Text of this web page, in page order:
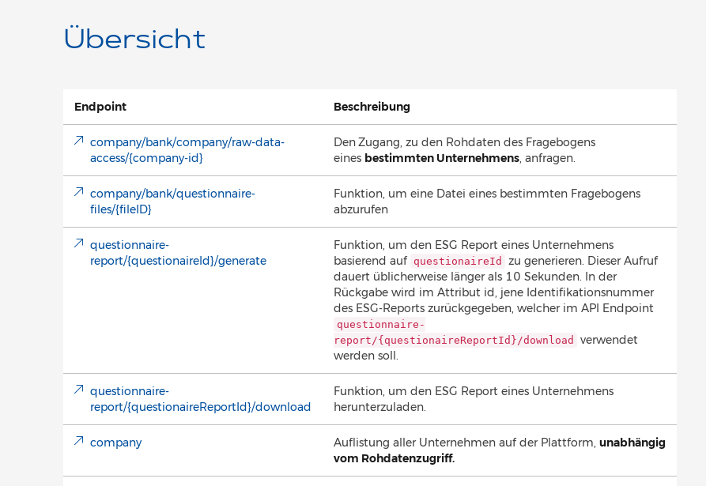
Übersicht
Endpoint Beschreibung
company/bank/company/raw-data-
access/{company-id}
DenZugang, zu den Rohdaten des Fragebogens
eines bestimmten Unternehmens, anfragen.
company/bank/questionnaire-
files/{fileID}
Funktion, um eine Datei eines bestimmten Fragebogens
abzurufen
questionnaire-
report/{questionaireId}/generate
Funktion, um den ESG Report eines Unternehmens
basierend auf questionaireId
zu generieren. Dieser Aufruf
dauert üblicherweise länger als 10 Sekunden. In der
Rückgabe wird im Attribut id, jene Identifikationsnummer
des ESG-Reports zurückgegeben, welcher im API Endpoint
questionnaire-
report/{questionaireReportId}/download
verwendet
werden soll.
questionnaire-
report/{questionaireReportId}/download
Funktion, um den ESG Report eines Unternehmens
herunterzuladen.
company Auflistung aller Unternehmen auf der Plattform, unabhängig
vom Rohdatenzugriff.